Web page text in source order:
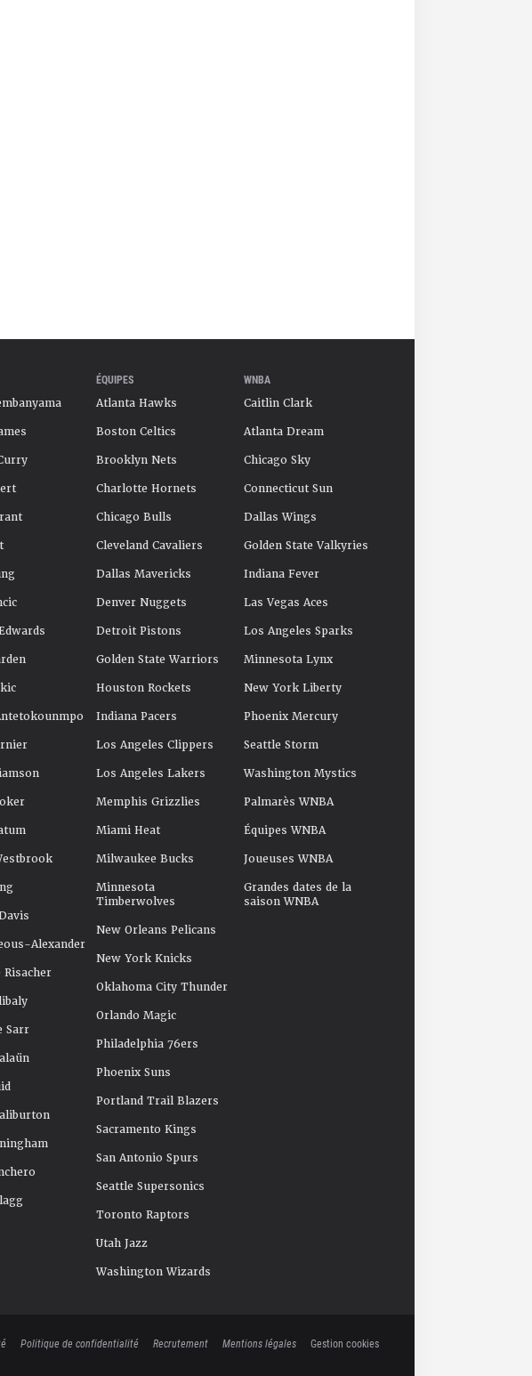
Alexander
Risacher
Sarr
ÉQUIPES
Atlanta Hawks
Boston Celtics
Brooklyn Nets
Charlotte Hornets
Chicago Bulls
Cleveland Cavaliers
Dallas Mavericks
Denver Nuggets
Detroit Pistons
Golden State Warriors
Houston Rockets
Indiana Pacers
Los Angeles Clippers
Los Angeles Lakers
Memphis Grizzlies
Miami Heat
Milwaukee Bucks
Minnesota
Timberwolves
New Orleans Pelicans
New York Knicks
Oklahoma City Thunder
Orlando Magic
Philadelphia 76ers
Phoenix Suns
Portland Trail Blazers
Sacramento Kings
San Antonio Spurs
Seattle Supersonics
Toronto Raptors
Utah Jazz
Washington Wizards
WNBA
Caitlin Clark
Atlanta Dream
Chicago Sky
Connecticut Sun
Dallas Wings
Golden State Valkyries
Indiana Fever
Las Vegas Aces
Los Angeles Sparks
Minnesota Lynx
New York Liberty
Phoenix Mercury
Seattle Storm
Washington Mystics
Palmarès WNBA
Équipes WNBA
Joueuses WNBA
Grandes dates de la
saison WNBA
Politique de confidentialité Recrutement Mentions légales Gestion cookies